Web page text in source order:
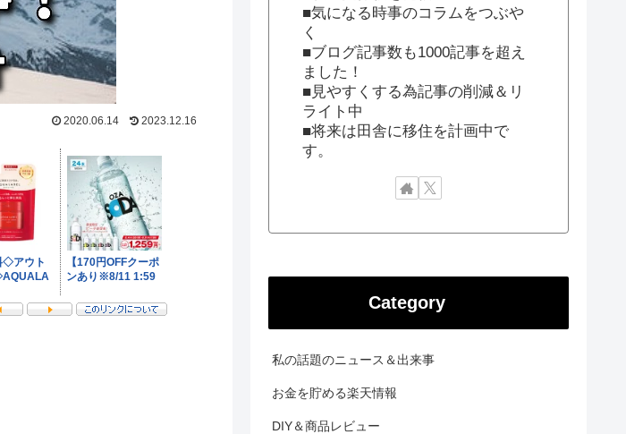
2020.06.14 2023.12.16
■気になる時事のコラムをつぶや
く
■ブログ記事数も1000記事を超え
ました！
■見やすくする為記事の削減＆リ
ライト中
■将来は田舎に移住を計画中で
す。
Category
私の話題のニュース＆出来事
お金を貯める楽天情報
DIY＆商品レビュー